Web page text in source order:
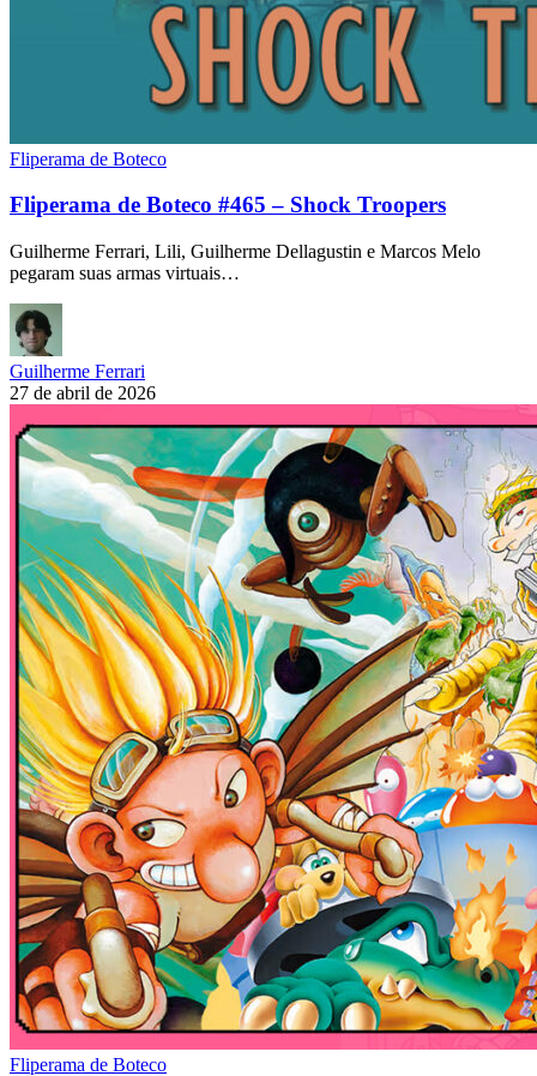
Fliperama de Boteco
Fliperama de Boteco #465 – Shock Troopers
Guilherme Ferrari, Lili, Guilherme Dellagustin e Marcos Melo
pegaram suas armas virtuais…
Guilherme Ferrari
27 de abril de 2026
Fliperama de Boteco